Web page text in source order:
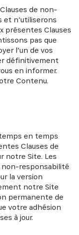
de non-
et n’utiliserons
présentes Clauses
pas que
l’un de vos
définitivement
en informer.
Contenu.
en temps
Clauses de
notre Site. Les
non-responsabilité
la version
notre Site
permanente de
votre adhésion
à jour.